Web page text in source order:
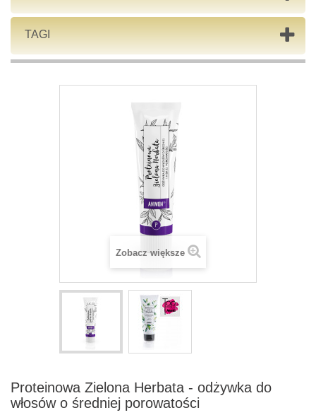
TAGI
Zobacz większe
Proteinowa Zielona Herbata - odżywka do
włosów o średniej porowatości